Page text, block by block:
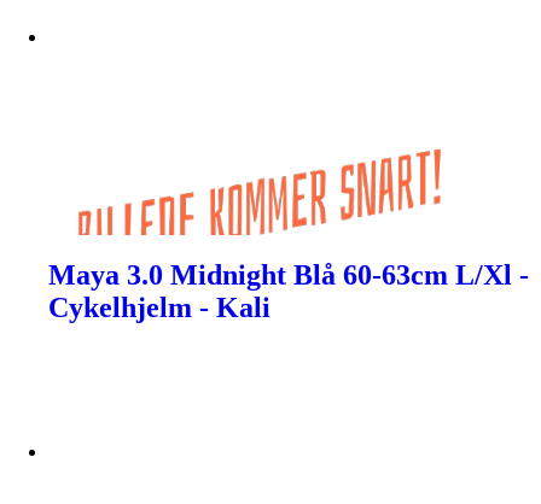
Maya 3.0 Midnight Blå 60-63cm L/Xl -
Cykelhjelm - Kali